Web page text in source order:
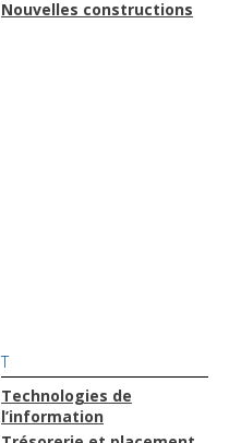
Nouvelles constructions
T
Technologies de
l’information